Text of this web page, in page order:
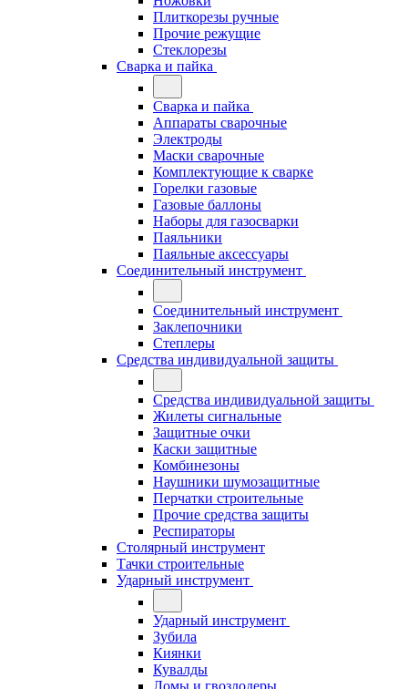
Плиткорезы ручные
Прочие режущие
Стеклорезы
Сварка и пайка
Сварка и пайка
Аппараты сварочные
Электроды
Маски сварочные
Комплектующие к сварке
Горелки газовые
Газовые баллоны
Наборы для газосварки
Паяльники
Паяльные аксессуары
Соединительный инструмент
Соединительный инструмент
Заклепочники
Степлеры
Средства индивидуальной защиты
Средства индивидуальной защиты
Жилеты сигнальные
Защитные очки
Каски защитные
Комбинезоны
Наушники шумозащитные
Перчатки строительные
Прочие средства защиты
Респираторы
Столярный инструмент
Тачки строительные
Ударный инструмент
Ударный инструмент
Зубила
Киянки
Кувалды
Ломы и гвоздодеры